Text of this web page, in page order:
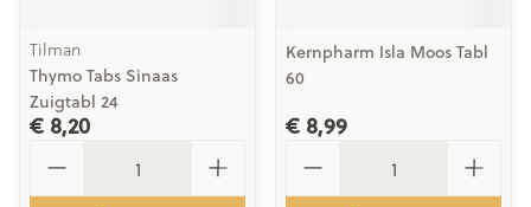
Tilman
Thymo Tabs Sinaas
Zuigtabl 24
€ 8,20
Kernpharm Isla Moos Tabl
60
€ 8,99